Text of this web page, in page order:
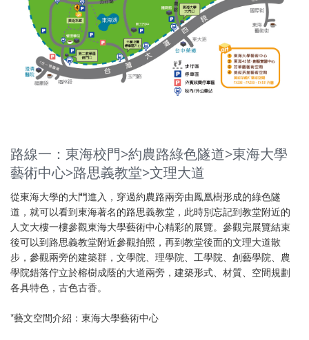
路線一：東海校門>約農路綠色隧道>東海大學
藝術中心>路思義教堂>文理大道
從東海大學的大門進入，穿過約農路兩旁由鳳凰樹形成的綠色隧
道，就可以看到東海著名的路思義教堂，此時別忘記到教堂附近的
人文大樓一樓參觀東海大學藝術中心精彩的展覽。參觀完展覽結束
後可以到路思義教堂附近參觀拍照，再到教堂後面的文理大道散
步，參觀兩旁的建築群，文學院、理學院、工學院、創藝學院、農
學院錯落佇立於榕樹成蔭的大道兩旁，建築形式、材質、空間規劃
各具特色，古色古香。
*藝文空間介紹：東海大學藝術中心